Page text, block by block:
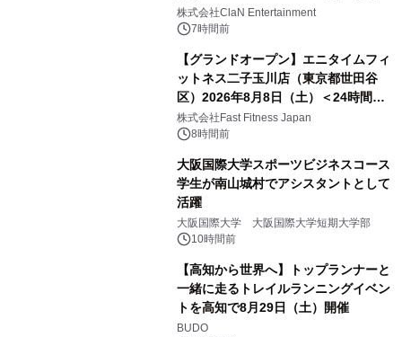
開催決定！！
株式会社ClaN Entertainment
7時間前
【グランドオープン】エニタイムフィ
ットネス二子玉川店（東京都世田谷
区）2026年8月8日（土）＜24時間年
中無休のフィットネスジム＞
株式会社Fast Fitness Japan
8時間前
大阪国際大学スポーツビジネスコース
学生が南山城村でアシスタントとして
活躍
大阪国際大学 大阪国際大学短期大学部
10時間前
【高知から世界へ】トップランナーと
一緒に走るトレイルランニングイベン
トを高知で8月29日（土）開催
BUDO